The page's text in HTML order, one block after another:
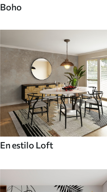
Boho
En estilo Loft